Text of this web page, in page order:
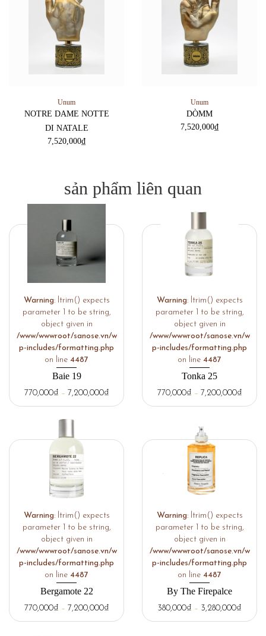
Unum
NOTRE DAME NOTTE
DI NATALE
7,520,000₫
Unum
DÒMM
7,520,000₫
sản phẩm liên quan
Warning: ltrim() expects
parameter 1 to be string,
object given in
/www/wwwroot/sanose.vn/w
p-includes/formatting.php
on line 4487
Baie 19
770,000₫ – 7,200,000₫
Warning: ltrim() expects
parameter 1 to be string,
object given in
/www/wwwroot/sanose.vn/w
p-includes/formatting.php
on line 4487
Tonka 25
770,000₫ – 7,200,000₫
Warning: ltrim() expects
parameter 1 to be string,
object given in
/www/wwwroot/sanose.vn/w
p-includes/formatting.php
on line 4487
Bergamote 22
770,000₫ – 7,200,000₫
Warning: ltrim() expects
parameter 1 to be string,
object given in
/www/wwwroot/sanose.vn/w
p-includes/formatting.php
on line 4487
By The Firepalce
380,000₫ – 3,280,000₫